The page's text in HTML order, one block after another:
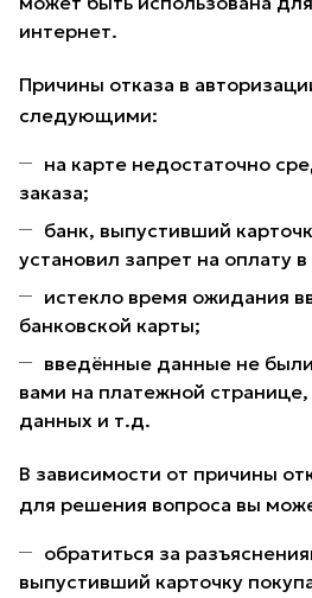
интернет.
Причины отказа в
следующими:
на карте недостаточно
заказа;
банк, выпустивший
установил запрет на оплату
истекло время ожидания
банковской карты;
введённые данные не
вами на платежной
данных и т.д.
В зависимости от причины
для решения вопроса вы
обратиться за
выпустивший карточку